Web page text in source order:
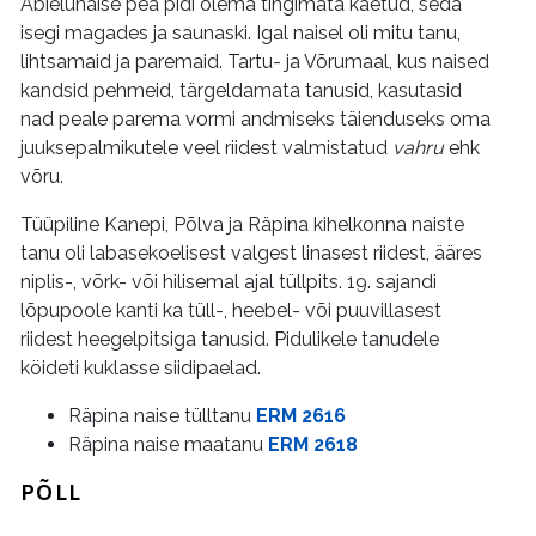
isegi magades ja saunaski. Igal naisel oli mitu tanu,
lihtsamaid ja paremaid. Tartu- ja Võrumaal, kus naised
kandsid pehmeid, tärgeldamata tanusid, kasutasid
nad peale parema vormi andmiseks täienduseks oma
juuksepalmikutele veel riidest valmistatud vahruehk
võru.
Tüüpiline Kanepi, Põlva ja Räpina kihelkonna naiste
tanu oli labasekoelisest valgest linasest riidest, ääres
niplis-, võrk- või hilisemal ajal tüllpits. 19. sajandi
lõpupoole kanti ka tüll-, heebel- või puuvillasest
riidest heegelpitsiga tanusid. Pidulikele tanudele
köideti kuklasse siidipaelad.
Räpina naise tülltanu ERM 2616
Räpina naise maatanu ERM 2618
PÕLL